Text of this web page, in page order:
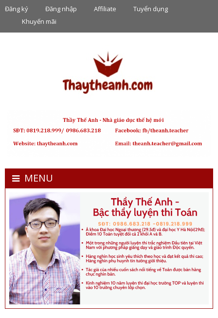
Đăng ký Đăng nhập Affiliate
Tuyển dụng
Khuyến mãi
MENU